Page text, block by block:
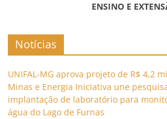
ENSINO E
Notícias
UNIFAL-MG aprova projeto de R$ 4,2
Minas e Energia Iniciativa une
implantação de laboratório para
água do Lago de Furnas